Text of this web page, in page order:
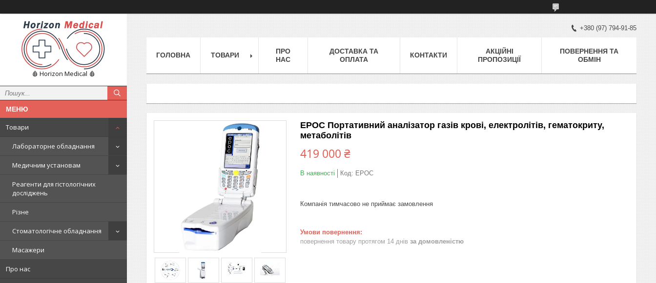
🩸 Horizon Medical 🩸
Товари
Лабораторне обладнання
Медичним установам
Реагенти для гістологічних
досліджень
Різне
Стоматологічне обладнання
Масажери
Про нас
+380 (97) 794-91-85
ГОЛОВНА ТОВАРИ
ПРО
НАС
ДОСТАВКА ТА
ОПЛАТА
КОНТАКТИ
АКЦІЙНІ
ПРОПОЗИЦІЇ
ПОВЕРНЕННЯ ТА
ОБМІН
EPOC Портативний аналізатор газів крові, електролітів, гематокриту,
метаболітів
419 000 ₴
В наявності Код: EPOC
Компанія тимчасово не приймає замовлення
повернення товару протягом 14 днів за домовленістю